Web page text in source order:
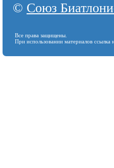
© Союз
Все права защищены.
При использовании материалов ссылка